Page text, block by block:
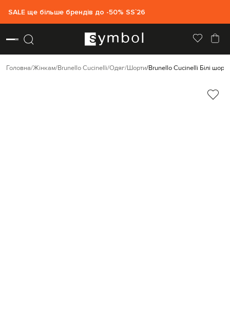
SALE ще більше брендів до -50% SS`26
Головна Жінкам Brunello Cucinelli Одяг Шорти Brunello Cucinelli Білі